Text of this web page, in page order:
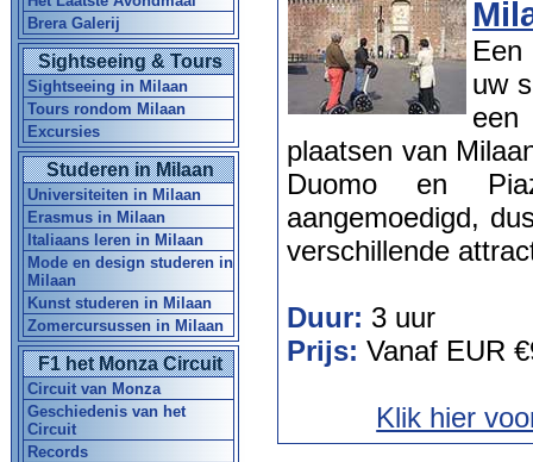
Brera Galerij
Sightseeing & Tours
Sightseeing in Milaan
Tours rondom Milaan
Excursies
Studeren in Milaan
Universiteiten in Milaan
Erasmus in Milaan
Italiaans leren in Milaan
Mode en design studeren in
Milaan
Kunst studeren in Milaan
Zomercursussen in Milaan
F1 het Monza Circuit
Circuit van Monza
Geschiedenis van het
Circuit
Records
uw
plaatsen van
Duomo en
aangemoedigd,
verschillende
Duur: 3 uur
Prijs: Vanaf EUR
Klik hier